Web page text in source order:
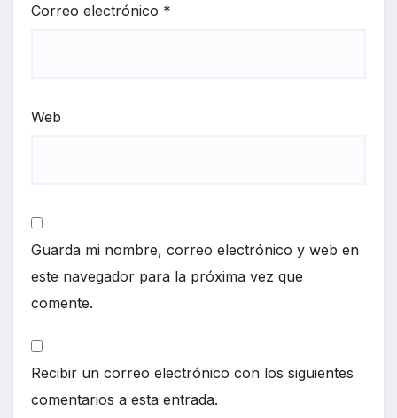
Correo electrónico *
Web
Guarda mi nombre, correo electrónico y web en
este navegador para la próxima vez que
comente.
Recibir un correo electrónico con los siguientes
comentarios a esta entrada.